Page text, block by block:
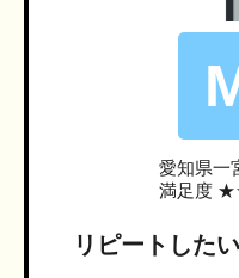
愛知県一
満足度
リピートしたい